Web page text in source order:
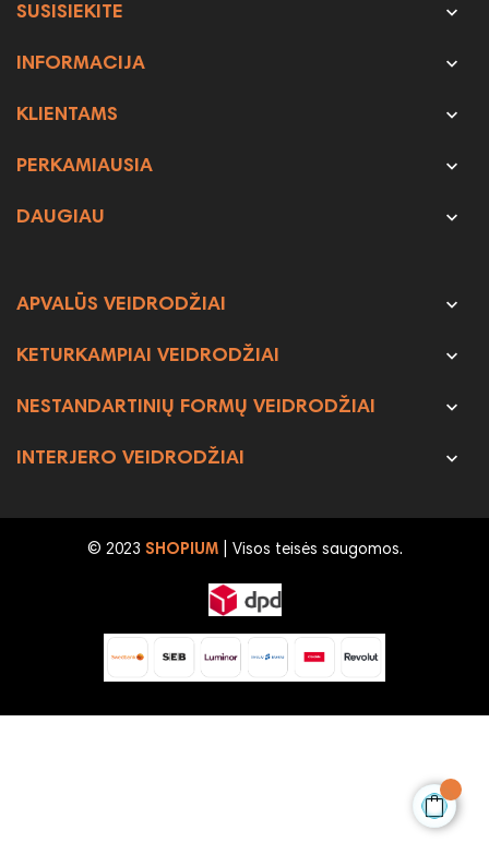
SUSISIEKITE 
INFORMACIJA 
KLIENTAMS 
PERKAMIAUSIA 
DAUGIAU 
APVALŪS VEIDRODŽIAI 
KETURKAMPIAI VEIDRODŽIAI 
NESTANDARTINIŲ FORMŲ VEIDRODŽIAI 
INTERJERO VEIDRODŽIAI 
© 2023 SHOPIUM| Visos teisės saugomos.